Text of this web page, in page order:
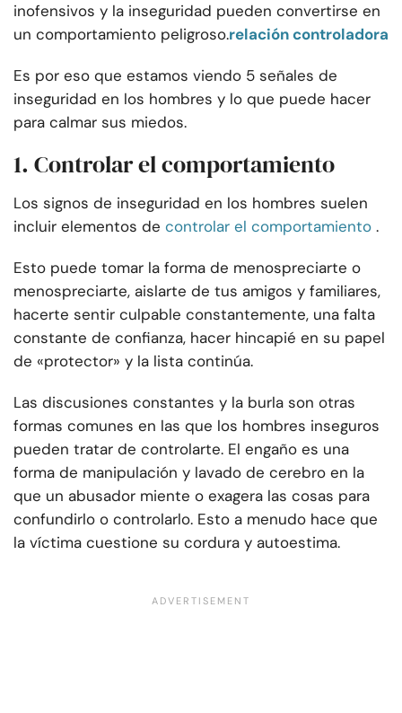
inofensivos y la inseguridad pueden convertirse en
un comportamiento peligroso.relación controladora
Es por eso que estamos viendo 5 señales de
inseguridad en los hombres y lo que puede hacer
para calmar sus miedos.
1. Controlar el comportamiento
Los signos de inseguridad en los hombres suelen
incluir elementos de controlar el comportamiento .
Esto puede tomar la forma de menospreciarte o
menospreciarte, aislarte de tus amigos y familiares,
hacerte sentir culpable constantemente, una falta
constante de confianza, hacer hincapié en su papel
de «protector» y la lista continúa.
Las discusiones constantes y la burla son otras
formas comunes en las que los hombres inseguros
pueden tratar de controlarte. El engaño es una
forma de manipulación y lavado de cerebro en la
que un abusador miente o exagera las cosas para
confundirlo o controlarlo. Esto a menudo hace que
la víctima cuestione su cordura y autoestima.